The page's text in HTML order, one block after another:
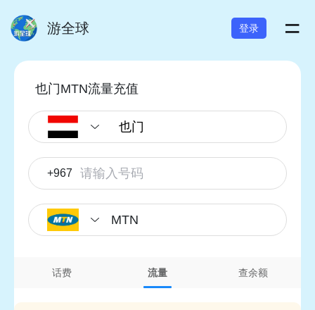
游全球 登录 =
也门MTN流量充值
+967
MTN
话费 流量 查余额